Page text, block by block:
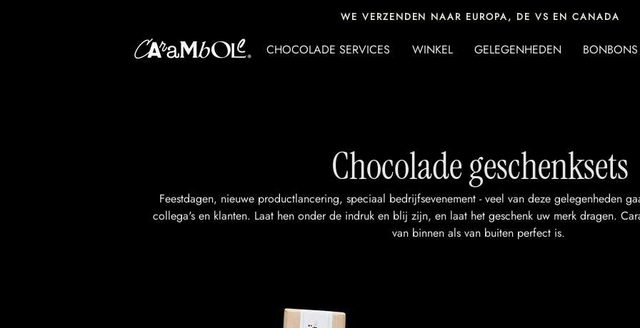
WE VERZENDEN NAAR EUROPA, DE VS EN CANADA
CHOCOLADE SERVICES WINKEL GELEGENHEDEN BONBONS
Chocolade geschenksets
Feestdagen, nieuwe productlancering, speciaal bedrijfsevenement - veel van deze gelegenheden
collega's en klanten. Laat hen onder de indruk en blij zijn, en laat het geschenk uw merk dragen.
van binnen als van buiten perfect is.